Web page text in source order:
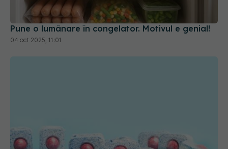
Pune o lumânare în congelator. Motivul e genial!
04 oct 2025, 11:01